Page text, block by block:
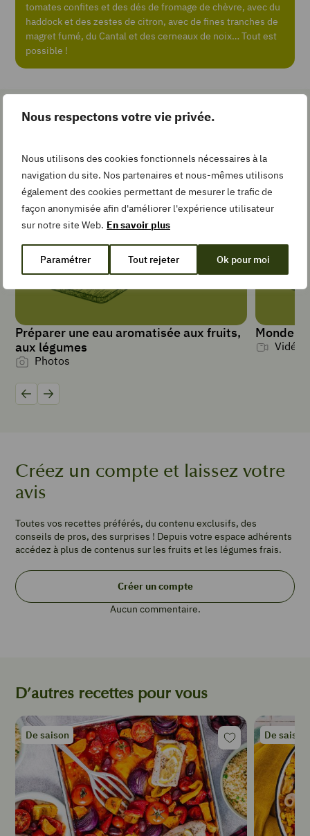
Nous respectons votre vie privée.
Nous utilisons des cookies fonctionnels nécessaires à la
navigation du site. Nos partenaires et nous-mêmes utilisons
également des cookies permettant de mesurer le trafic de
façon anonymisée afin d'améliorer l'expérience utilisateur
sur notre site Web. En savoir plus
Paramétrer Tout rejeter Ok pour moi
tomates confites et des dés de fromage de chèvre, avec du
haddock et des zestes de citron, avec de fines tranches de
magret fumé, du Cantal et des cerneaux de noix… Tout est
possible !
Pin
Recipe
Collection
TEMPS DE
PRÉPARATION
minutes
min
crudités
PORTIONS
4
g
de
Jacques
g
de
beurre
1
c.
à
soupe
d'huile
d'olive
Sel
Poivre
INSTRUCTIONS
Les gestes simples pour la
recette
Préparer une eau aromatisée aux fruits,
aux légumes
Photos
Monder
Vidéos
Précédent
Suivant
Créez un compte et laissez votre
avis
Toutes vos recettes préférés, du contenu exclusifs, des
conseils de pros, des surprises ! Depuis votre espace adhérents
accédez à plus de contenus sur les fruits et les légumes frais.
Créer un compte
Aucun commentaire.
D’autres recettes pour vous
De saison De saison